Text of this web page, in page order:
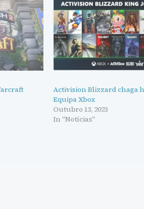
Activision Blizzard chaga
Equipa Xbox
Outubro 13, 2023
In "Notícias"